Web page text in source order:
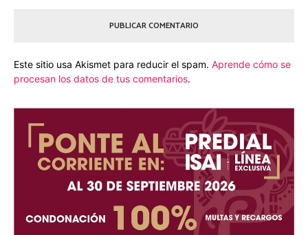
Este sitio usa Akismet para reducir el spam. Aprende cómo se
procesan los datos de tus comentarios.